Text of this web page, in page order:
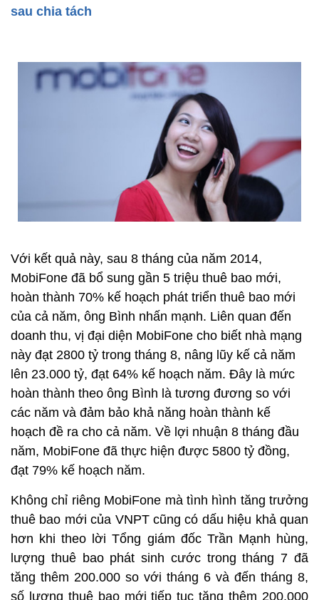
sau chia tách
Với kết quả này, sau 8 tháng của năm 2014,
MobiFone đã bổ sung gần 5 triệu thuê bao mới,
hoàn thành 70% kế hoạch phát triển thuê bao mới
của cả năm, ông Bình nhấn mạnh. Liên quan đến
doanh thu, vị đại diện MobiFone cho biết nhà mạng
này đạt 2800 tỷ trong tháng 8, nâng lũy kế cả năm
lên 23.000 tỷ, đạt 64% kế hoạch năm. Đây là mức
hoàn thành theo ông Bình là tương đương so với
các năm và đảm bảo khả năng hoàn thành kế
hoạch đề ra cho cả năm. Về lợi nhuận 8 tháng đầu
năm, MobiFone đã thực hiện được 5800 tỷ đồng,
đạt 79% kế hoạch năm.
Không chỉ riêng MobiFone mà tình hình tăng trưởng
thuê bao mới của VNPT cũng có dấu hiệu khả quan
hơn khi theo lời Tổng giám đốc Trần Mạnh hùng,
lượng thuê bao phát sinh cước trong tháng 7 đã
tăng thêm 200.000 so với tháng 6 và đến tháng 8,
số lượng thuê bao mới tiếp tục tăng thêm 200.000